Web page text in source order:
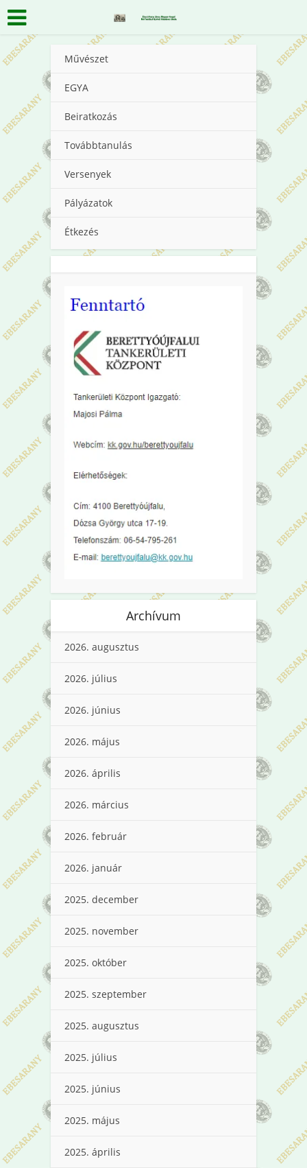
Művészet
EGYA
Beiratkozás
Továbbtanulás
Versenyek
Pályázatok
Étkezés
Archívum
2026. augusztus
2026. július
2026. június
2026. május
2026. április
2026. március
2026. február
2026. január
2025. december
2025. november
2025. október
2025. szeptember
2025. augusztus
2025. július
2025. június
2025. május
2025. április